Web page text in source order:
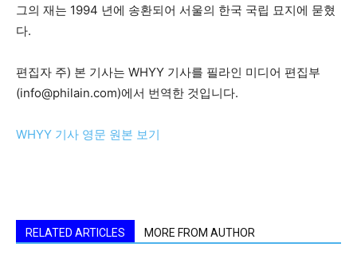
그의 재는 1994 년에 송환되어 서울의 한국 국립 묘지에 묻혔
다.
편집자 주) 본 기사는 WHYY 기사를 필라인 미디어 편집부
(info@philain.com)에서 번역한 것입니다.
WHYY 기사 영문 원본 보기
RELATED ARTICLES MORE FROM AUTHOR